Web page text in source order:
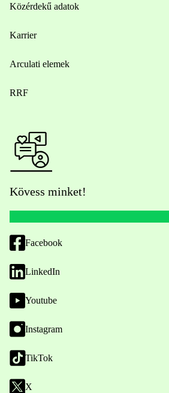
Közérdekű adatok
Karrier
Arculati elemek
RRF
Kövess minket!
Facebook
LinkedIn
Youtube
Instagram
TikTok
X